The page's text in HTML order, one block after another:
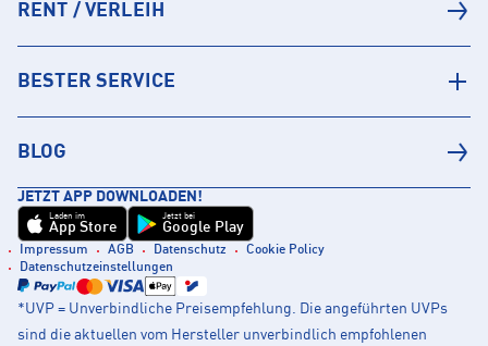
RENT / VERLEIH
BESTER SERVICE
BLOG
JETZT APP DOWNLOADEN!
Laden im
App Store
Jetzt bei
Google Play
Impressum AGB Datenschutz
Cookie Policy
Datenschutzeinstellungen
*UVP = Unverbindliche Preisempfehlung. Die angeführten UVPs
sind die aktuellen vom Hersteller unverbindlich empfohlenen